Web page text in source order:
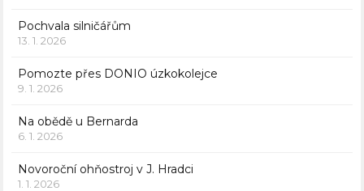
Pochvala silničářům
13. 1. 2026
Pomozte přes DONIO úzkokolejce
9. 1. 2026
Na obědě u Bernarda
6. 1. 2026
Novoroční ohňostroj v J. Hradci
1. 1. 2026